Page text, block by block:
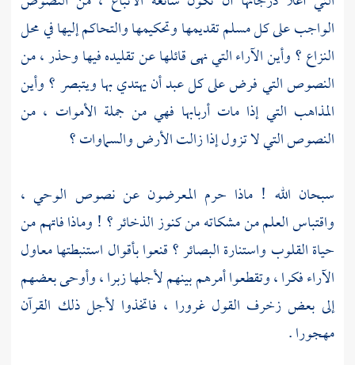
الواجب على كل مسلم تقديمها وتحكيمها والتحاكم إليها في محل
النزاع ؟ وأين الآراء التي نهى قائلها عن تقليده فيها وحذر ، من
النصوص التي فرض على كل عبد أن يهتدي بها ويتبصر ؟ وأين
المذاهب التي إذا مات أربابها فهي من جملة الأموات ، من
النصوص التي لا تزول إذا زالت الأرض والسماوات ؟
سبحان الله ! ماذا حرم المعرضون عن نصوص الوحي ،
واقتباس العلم من مشكاته من كنوز الذخائر ؟ ! وماذا فاتهم من
حياة القلوب واستنارة البصائر ؟ قنعوا بأقوال استنبطتها معاول
الآراء فكرا ، وتقطعوا أمرهم بينهم لأجلها زبرا ، وأوحى بعضهم
إلى بعض زخرف القول غرورا ، فاتخذوا لأجل ذلك القرآن
مهجورا .